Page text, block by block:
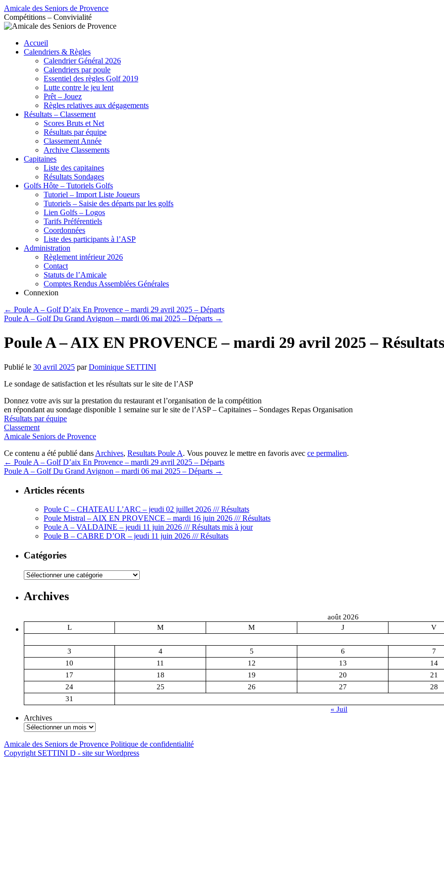
Aller
au
contenu
Amicale des Seniors de Provence
Compétitions – Convivialité
Accueil
Calendriers & Règles
Calendrier Général 2026
Calendriers par poule
Essentiel des règles Golf 2019
Lutte contre le jeu lent
Prêt – Jouez
Règles relatives aux dégagements
Résultats – Classement
Scores Bruts et Net
Résultats par équipe
Classement Année
Archive Classements
Capitaines
Liste des capitaines
Résultats Sondages
Golfs Hôte – Tutoriels Golfs
Tutoriel – Import Liste Joueurs
Tutoriels – Saisie des départs par les golfs
Lien Golfs – Logos
Tarifs Préférentiels
Coordonnées
Liste des participants à l’ASP
Administration
Règlement intérieur 2026
Contact
Statuts de l’Amicale
Comptes Rendus Assemblées Générales
Connexion
← Poule A – Golf D’aix En Provence – mardi 29 avril 2025 – Départs
Poule A – Golf Du Grand Avignon – mardi 06 mai 2025 – Départs →
Poule A – AIX EN PROVENCE – mardi 29 avril 2025 – Résultats
Publié le 30 avril 2025 par Dominique SETTINI
Le sondage de satisfaction et les résultats sur le site de l’ASP
Donnez votre avis sur la prestation du restaurant et l’organisation de la compétition
en répondant au sondage disponible 1 semaine sur le site de l’ASP – Capitaines – Sondages Repas Organisation
Résultats par équipe
Classement
Amicale Seniors de Provence
Ce contenu a été publié dans Archives, Resultats Poule A. Vous pouvez le mettre en favoris avec ce permalien.
← Poule A – Golf D’aix En Provence – mardi 29 avril 2025 – Départs
Poule A – Golf Du Grand Avignon – mardi 06 mai 2025 – Départs →
Articles récents
Poule C – CHATEAU L’ARC – jeudi 02 juillet 2026 /// Résultats
Poule Mistral – AIX EN PROVENCE – mardi 16 juin 2026 /// Résultats
Poule A – VALDAINE – jeudi 11 juin 2026 /// Résultats mis à jour
Poule B – CABRE D’OR – jeudi 11 juin 2026 /// Résultats
Catégories
Catégories
Archives
août 2026
L
M M J V
3
4 5 6 7
10
11 12 13 14
17
18 19 20 21
24
25 26 27 28
31
« Juil
Archives
Amicale des Seniors de Provence Politique de confidentialité
Copyright SETTINI D - site sur Wordpress